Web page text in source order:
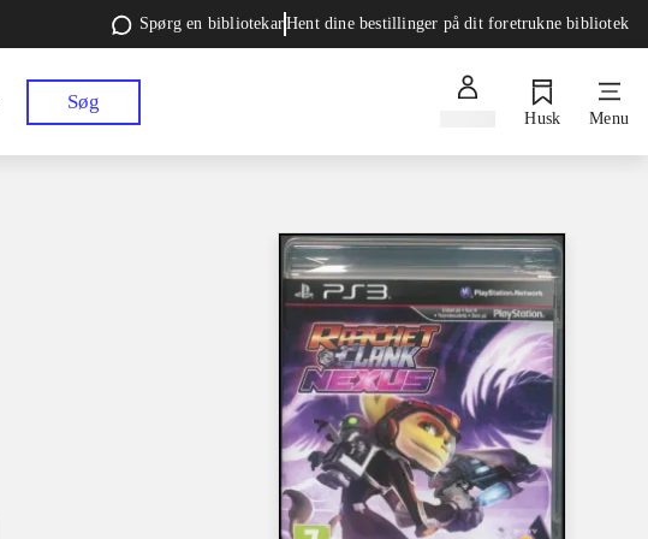
Spørg en bibliotekarHent dine bestillinger på dit foretrukne bibliotek
Søg
Husk Menu